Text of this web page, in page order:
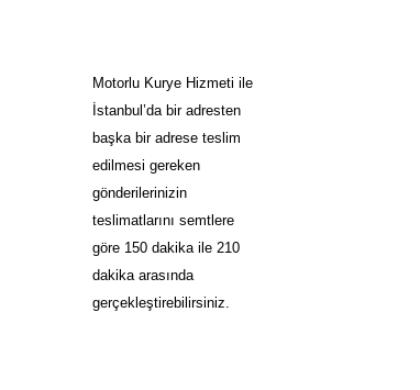
Motorlu Kurye Hizmeti ile
İstanbul’da bir adresten
başka bir adrese teslim
edilmesi gereken
gönderilerinizin
teslimatlarını semtlere
göre 150 dakika ile 210
dakika arasında
gerçekleştirebilirsiniz.